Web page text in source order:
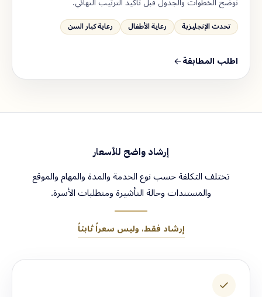
تحدث الإنجليزية رعاية الأطفال رعاية كبار السن
اطلب المطابقة
إرشاد واضح للأسعار
تختلف التكلفة حسب نوع الخدمة والمدة والمهام والموقع
والمستندات وحالة التأشيرة ومتطلبات الأسرة.
إرشاد فقط، وليس سعراً ثابتاً